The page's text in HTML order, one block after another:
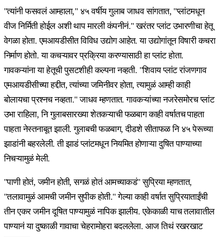
"त्यांनी फसवलं आम्हाला," ४५ वर्षीय गुलाब जाधव सांगतात, "प्लांटमधून
वीज निर्मिती होईल अशी थाप मारली कंपनीनं." खरंतर प्लांट उभारणीचा हेतू
वेगळा होता. एमआयडीसीत विविध उद्योग आहेत. या उद्योगांतून विषारी कचरा
निर्माण होतो. या कचऱ्यावर प्रक्रिया करण्यासाठी हा प्लांट होता.
गावकऱ्यांना या हेतूची पुसटशीही कल्पना नव्हती. "शिवाय प्लांट रांजणगाव
एमआयडीसीच्या हद्दीत, त्यांच्या जमिनीवर होता, त्यामुळं आम्ही काही
बोलायचा प्रश्नच नव्हता." जाधव म्हणतात. गावकऱ्यांच्या नजरेसमोरच प्लांट
उभा राहिला, नि गुलाबसारख्या शेतकऱ्याची फळबाग काही वर्षातच पाहता
पाहता नेस्तनाबूत झाली. गुलाबची फळबाग, दीडशे सीताफळ नि ४५ पेरूच्या
झाडांनी बहरलेली. ती झाडं प्लांटमधून नियमित होणाऱ्या दुषित पाण्याच्या
निचऱ्यामुळं मेली.
"पाणी होतं, जमीन होती, सगळं होतं आमच्याकडं" सुप्रिया म्हणतात,
"तलावामुळं आमची जमीन सुपीक होती." गेल्या काही वर्षात सुप्रियाताईंची
तीन एकर जमीन दूषित पाण्यामुळं नापिक झालीय. एकेकाळी याच तलावातील
पाण्यानं या दुष्काळी गावाचा चेहरामोहरा बदललेला. आज तिथं रखरखाट